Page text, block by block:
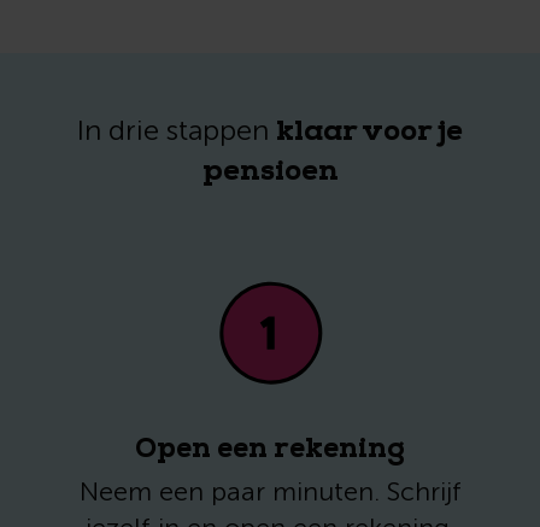
In drie stappen klaar voor je
pensioen
Open een rekening
Neem een paar minuten. Schrijf